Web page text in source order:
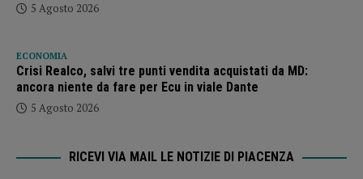
5 Agosto 2026
ECONOMIA
Crisi Realco, salvi tre punti vendita acquistati da MD:
ancora niente da fare per Ecu in viale Dante
5 Agosto 2026
RICEVI VIA MAIL LE NOTIZIE DI PIACENZA